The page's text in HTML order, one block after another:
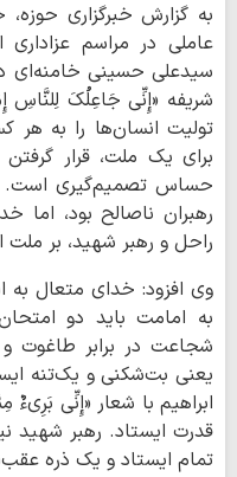
به گزارش خبرگزاری
عاملی در مراسم
سیدعلی حسینی خامنه‌ای
شریفه «إِنِّی جَاعِلُکَ لِلنَّاسِ
تولیت انسان‌ها را به هر
برای یک ملت، قرار
حساس تصمیم‌گیری است.
رهبران ناصالح بود، اما
راحل و رهبر شهید، بر ملت
وی افزود: خدای متعال به
به امامت باید دو
شجاعت در برابر طاغوت
یعنی بت‌شکنی و یک‌تنه
ابراهیم با شعار «إِنِّی
قدرت ایستاد. رهبر شهید
تمام ایستاد و یک ذره